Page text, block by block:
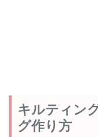
キルティン
グ作り方